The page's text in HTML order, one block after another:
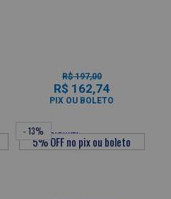
R$ 197,00
R$ 162,74
PIX OU BOLETO
- 13%